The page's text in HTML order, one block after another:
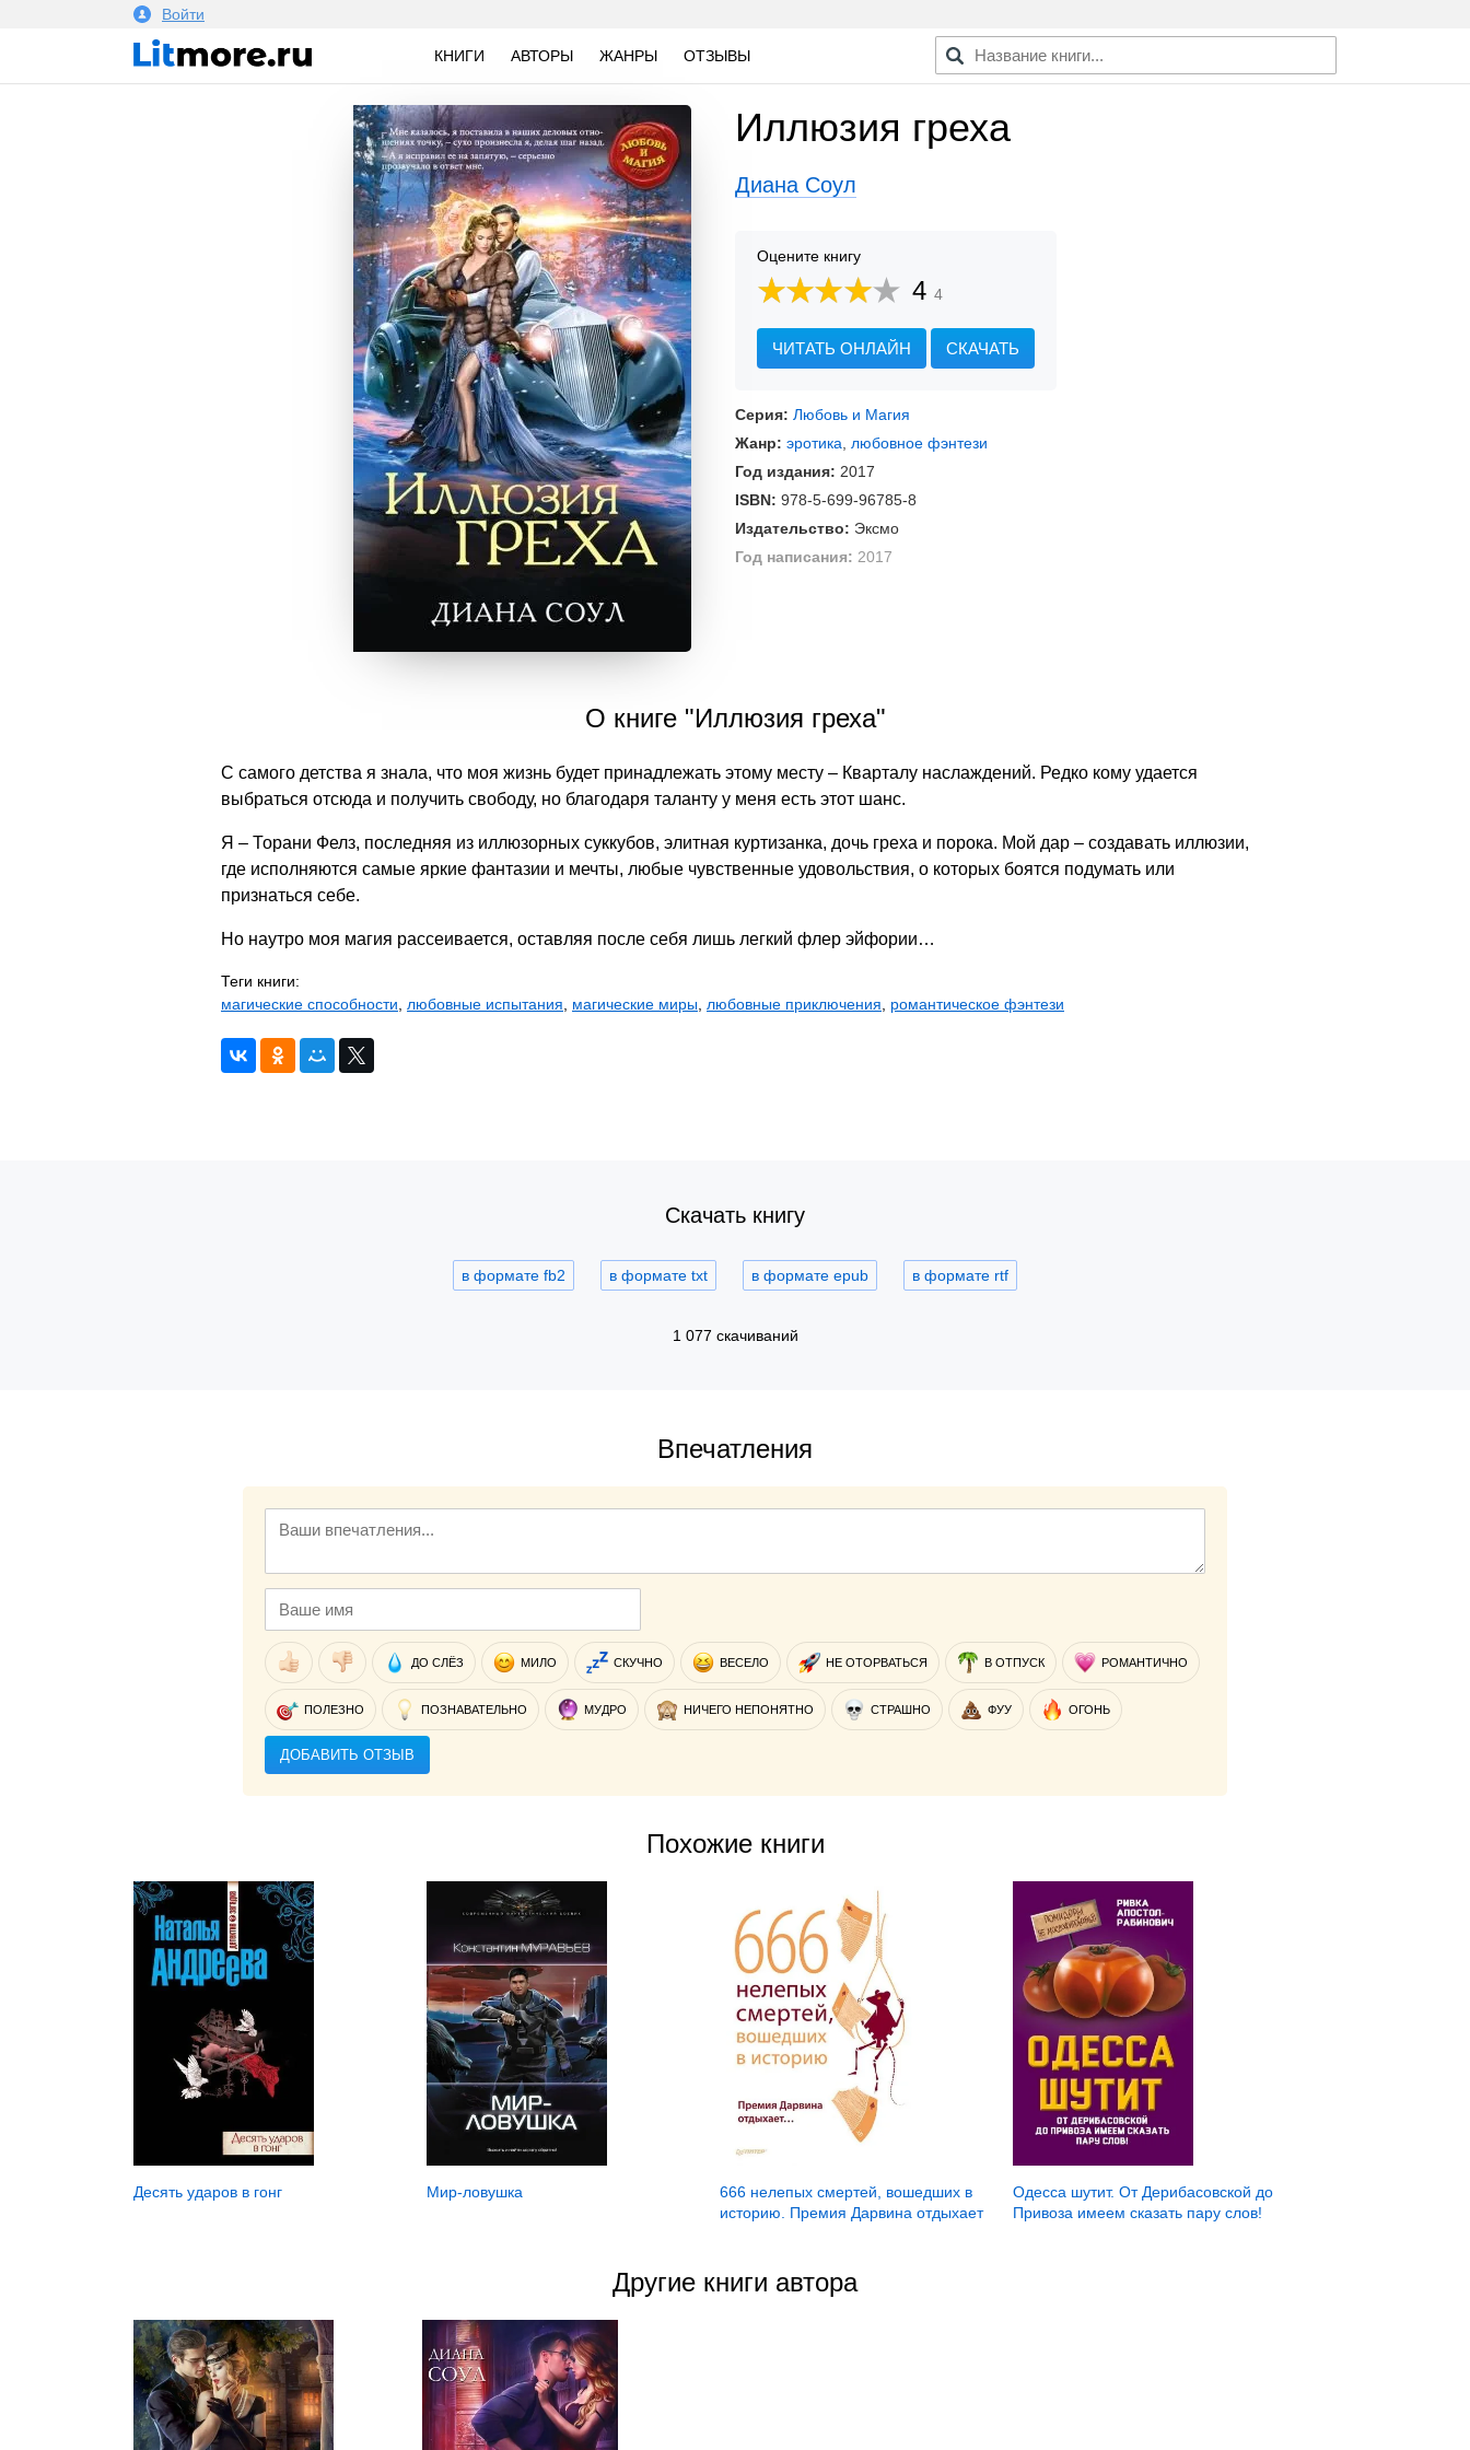
Войти
КНИГИ АВТОРЫ ЖАНРЫ ОТЗЫВЫ
Иллюзия греха
Диана Соул
Оцените книгу
4 4
ЧИТАТЬ ОНЛАЙН СКАЧАТЬ
Серия: Любовь и Магия
Жанр: эротика
любовное фэнтези
Год издания: 2017
ISBN: 978-5-699-96785-8
Издательство: Эксмо
Год написания: 2017
О книге "Иллюзия греха"
С самого детства я знала, что моя жизнь будет принадлежать этому месту – Кварталу наслаждений. Редко кому удается
выбраться отсюда и получить свободу, но благодаря таланту у меня есть этот шанс.
Я – Торани Фелз, последняя из иллюзорных суккубов, элитная куртизанка, дочь греха и порока. Мой дар – создавать иллюзии,
где исполняются самые яркие фантазии и мечты, любые чувственные удовольствия, о которых боятся подумать или
признаться себе.
Но наутро моя магия рассеивается, оставляя после себя лишь легкий флер эйфории…
Теги книги:
магические способности
любовные испытания магические миры любовные приключения романтическое фэнтези
Скачать книгу
в формате fb2 в формате txt в формате epub в формате rtf
1 077 скачиваний
Впечатления
ДО СЛЁЗ МИЛО СКУЧНО ВЕСЕЛО НЕ ОТОРВАТЬСЯ В ОТПУСК РОМАНТИЧНО
ПОЛЕЗНО ПОЗНАВАТЕЛЬНО МУДРО НИЧЕГО НЕПОНЯТНО СТРАШНО ФУУ ОГОНЬ
ДОБАВИТЬ ОТЗЫВ
Похожие книги
Десять ударов в гонг Мир-ловушка
666 нелепых смертей, вошедших в
историю. Премия Дарвина отдыхает
Одесса шутит. От Дерибасовской до
Привоза имеем сказать пару слов!
Другие книги автора